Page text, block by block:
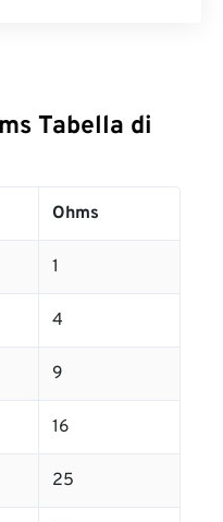
Tabella di
Ohms
1
4
9
16
25